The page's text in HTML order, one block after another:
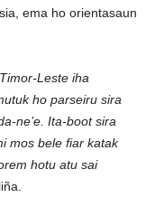
ema ho orientasaun
Leste iha
ho parseiru sira
ne’e. Ita-boot sira
mos bele fiar katak
hotu atu sai